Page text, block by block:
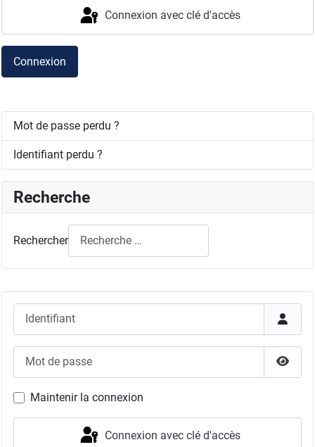
Maintenir la connexion
Connexion avec clé d'accès
Connexion avec clé d'accès
Connexion
Mot de passe perdu ?
Identifiant perdu ?
Recherche
Rechercher